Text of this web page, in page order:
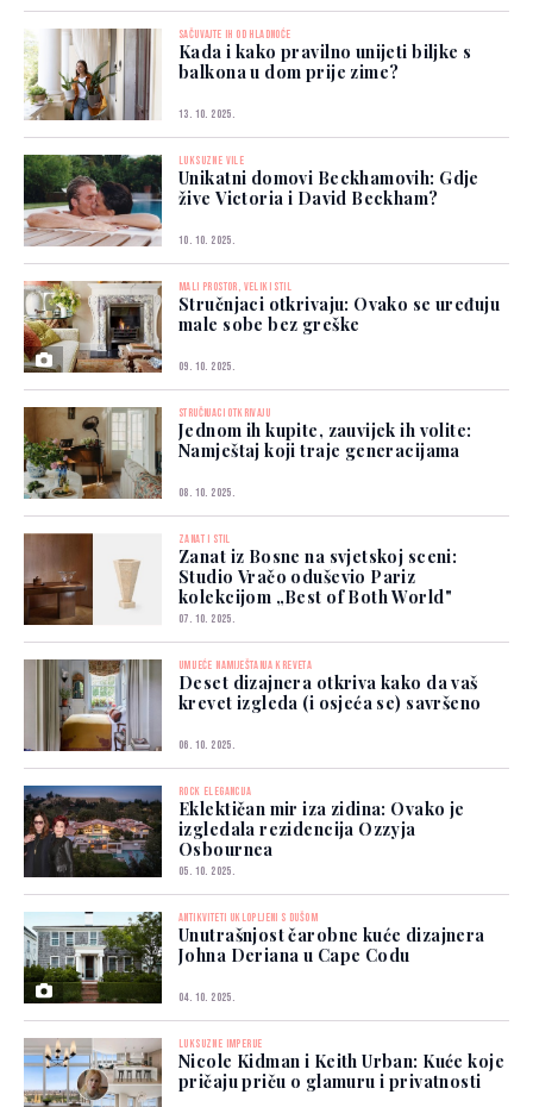
SAČUVAJTE IH OD HLADNOĆE
Kada i kako pravilno unijeti biljke s
balkona u dom prije zime?
13. 10. 2025.
LUKSUZNE VILE
Unikatni domovi Beckhamovih: Gdje
žive Victoria i David Beckham?
10. 10. 2025.
MALI PROSTOR, VELIKI STIL
Stručnjaci otkrivaju: Ovako se uređuju
male sobe bez greške
09. 10. 2025.
STRUČNJACI OTKRIVAJU
Jednom ih kupite, zauvijek ih volite:
Namještaj koji traje generacijama
08. 10. 2025.
ZANAT I STIL
Zanat iz Bosne na svjetskoj sceni:
Studio Vračo oduševio Pariz
kolekcijom „Best of Both World"
07. 10. 2025.
UMIJEĆE NAMIJEŠTANJA KREVETA
Deset dizajnera otkriva kako da vaš
krevet izgleda (i osjeća se) savršeno
06. 10. 2025.
ROCK ELEGANCIJA
Eklektičan mir iza zidina: Ovako je
izgledala rezidencija Ozzyja
Osbournea
05. 10. 2025.
ANTIKVITETI UKLOPLJENI S DUŠOM
Unutrašnjost čarobne kuće dizajnera
Johna Deriana u Cape Codu
04. 10. 2025.
LUKSUZNE IMPERIJE
Nicole Kidman i Keith Urban: Kuće koje
pričaju priču o glamuru i privatnosti